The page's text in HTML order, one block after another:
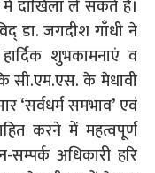
में दाखिला ले सकते हैं।
डा. जगदीश गाँधी ने
शुभकामनाएं व
सी.एम.एस. के मेधावी
‘सर्वधर्म समभाव’ एवं
करने में महत्वपूर्ण
अधिकारी हरि